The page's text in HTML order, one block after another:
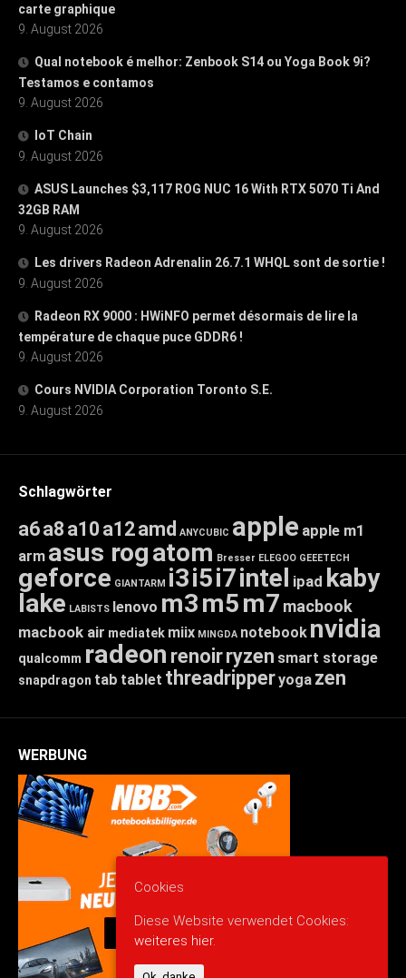
carte graphique
9. August 2026
Qual notebook é melhor: Zenbook S14 ou Yoga Book 9i?
Testamos e contamos
9. August 2026
IoT Chain
9. August 2026
ASUS Launches $3,117 ROG NUC 16 With RTX 5070 Ti And
32GB RAM
9. August 2026
Les drivers Radeon Adrenalin 26.7.1 WHQL sont de sortie !
9. August 2026
Radeon RX 9000 : HWiNFO permet désormais de lire la
température de chaque puce GDDR6 !
9. August 2026
Cours NVIDIA Corporation Toronto S.E.
9. August 2026
Schlagwörter
a6a8 a10 a12amd ANYCUBIC apple apple m1
arm asus rogatom Bresser ELEGOO GEEETECH
geforce GIANTARM i3i5i7intel ipad kaby
lake LABISTS lenovo m3m5m7 macbook
macbook air mediatek miix MINGDA notebook nvidia
qualcomm radeon renoirryzen smart storage
snapdragon tab tablet threadripperyoga zen
WERBUNG
Cookies
Diese Website verwendet Cookies:
weiteres hier.